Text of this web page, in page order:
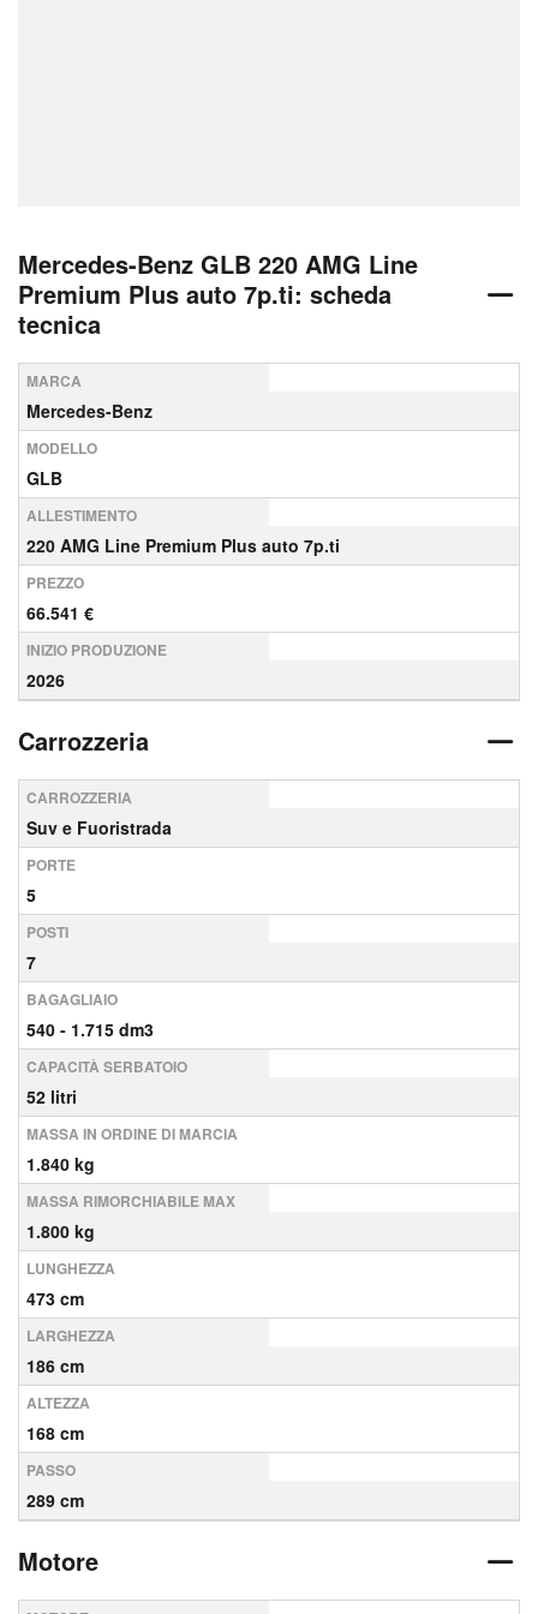
Mercedes-Benz GLB 220 AMG Line
Premium Plus auto 7p.ti: scheda
tecnica
MARCA
Mercedes-Benz
MODELLO
GLB
ALLESTIMENTO
220 AMG Line Premium Plus auto 7p.ti
PREZZO
66.541 €
INIZIO PRODUZIONE
2026
Carrozzeria
CARROZZERIA
Suv e Fuoristrada
PORTE
5
POSTI
7
BAGAGLIAIO
540 - 1.715 dm3
CAPACITÀ SERBATOIO
52 litri
MASSA IN ORDINE DI MARCIA
1.840 kg
MASSA RIMORCHIABILE MAX
1.800 kg
LUNGHEZZA
473 cm
LARGHEZZA
186 cm
ALTEZZA
168 cm
PASSO
289 cm
Motore